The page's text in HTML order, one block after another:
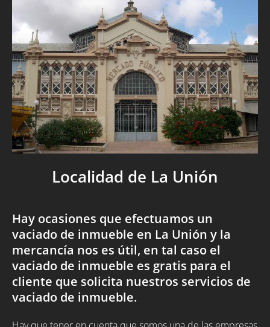
Localidad de La Unión
Hay ocasiones que efectuamos un
vaciado de inmueble en La Unión y la
mercancía nos es útil, en tal caso el
vaciado de inmueble es gratis para el
cliente que solicita nuestros servicios de
vaciado de inmueble.